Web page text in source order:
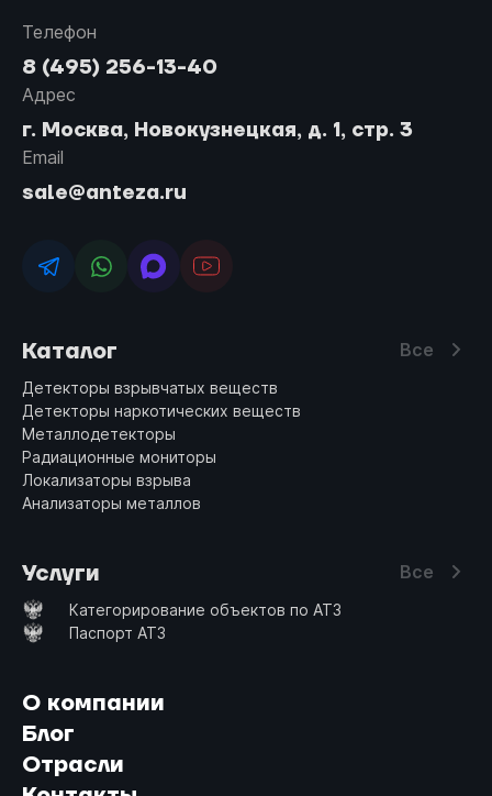
Телефон
8 (495) 256-13-40
Адрес
г. Москва, Новокузнецкая, д. 1, стр. 3
Email
sale@anteza.ru
О компании
Блог
Отрасли
Каталог Все
Детекторы взрывчатых веществ
Детекторы наркотических веществ
Металлодетекторы
Радиационные мониторы
Локализаторы взрыва
Анализаторы металлов
Услуги Все
Категорирование объектов по АТЗ
Паспорт АТЗ